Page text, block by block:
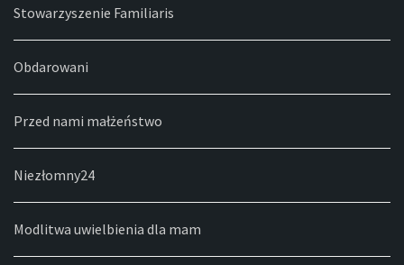
Stowarzyszenie Familiaris
Obdarowani
Przed nami małżeństwo
Niezłomny24
Modlitwa uwielbienia dla mam